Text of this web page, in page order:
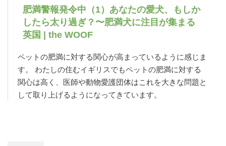
肥満警報発令中（1）あなたの愛犬、もしか
したら太り過ぎ？〜肥満犬に注目が集まる
英国 | the WOOF
ペットの肥満に対する関心が高まっているように感じま
す。 わたしの住むイギリスでもペットの肥満に対する
関心は高く、医師や動物愛護団体はこれを大きな問題と
して取り上げるようになってきています。